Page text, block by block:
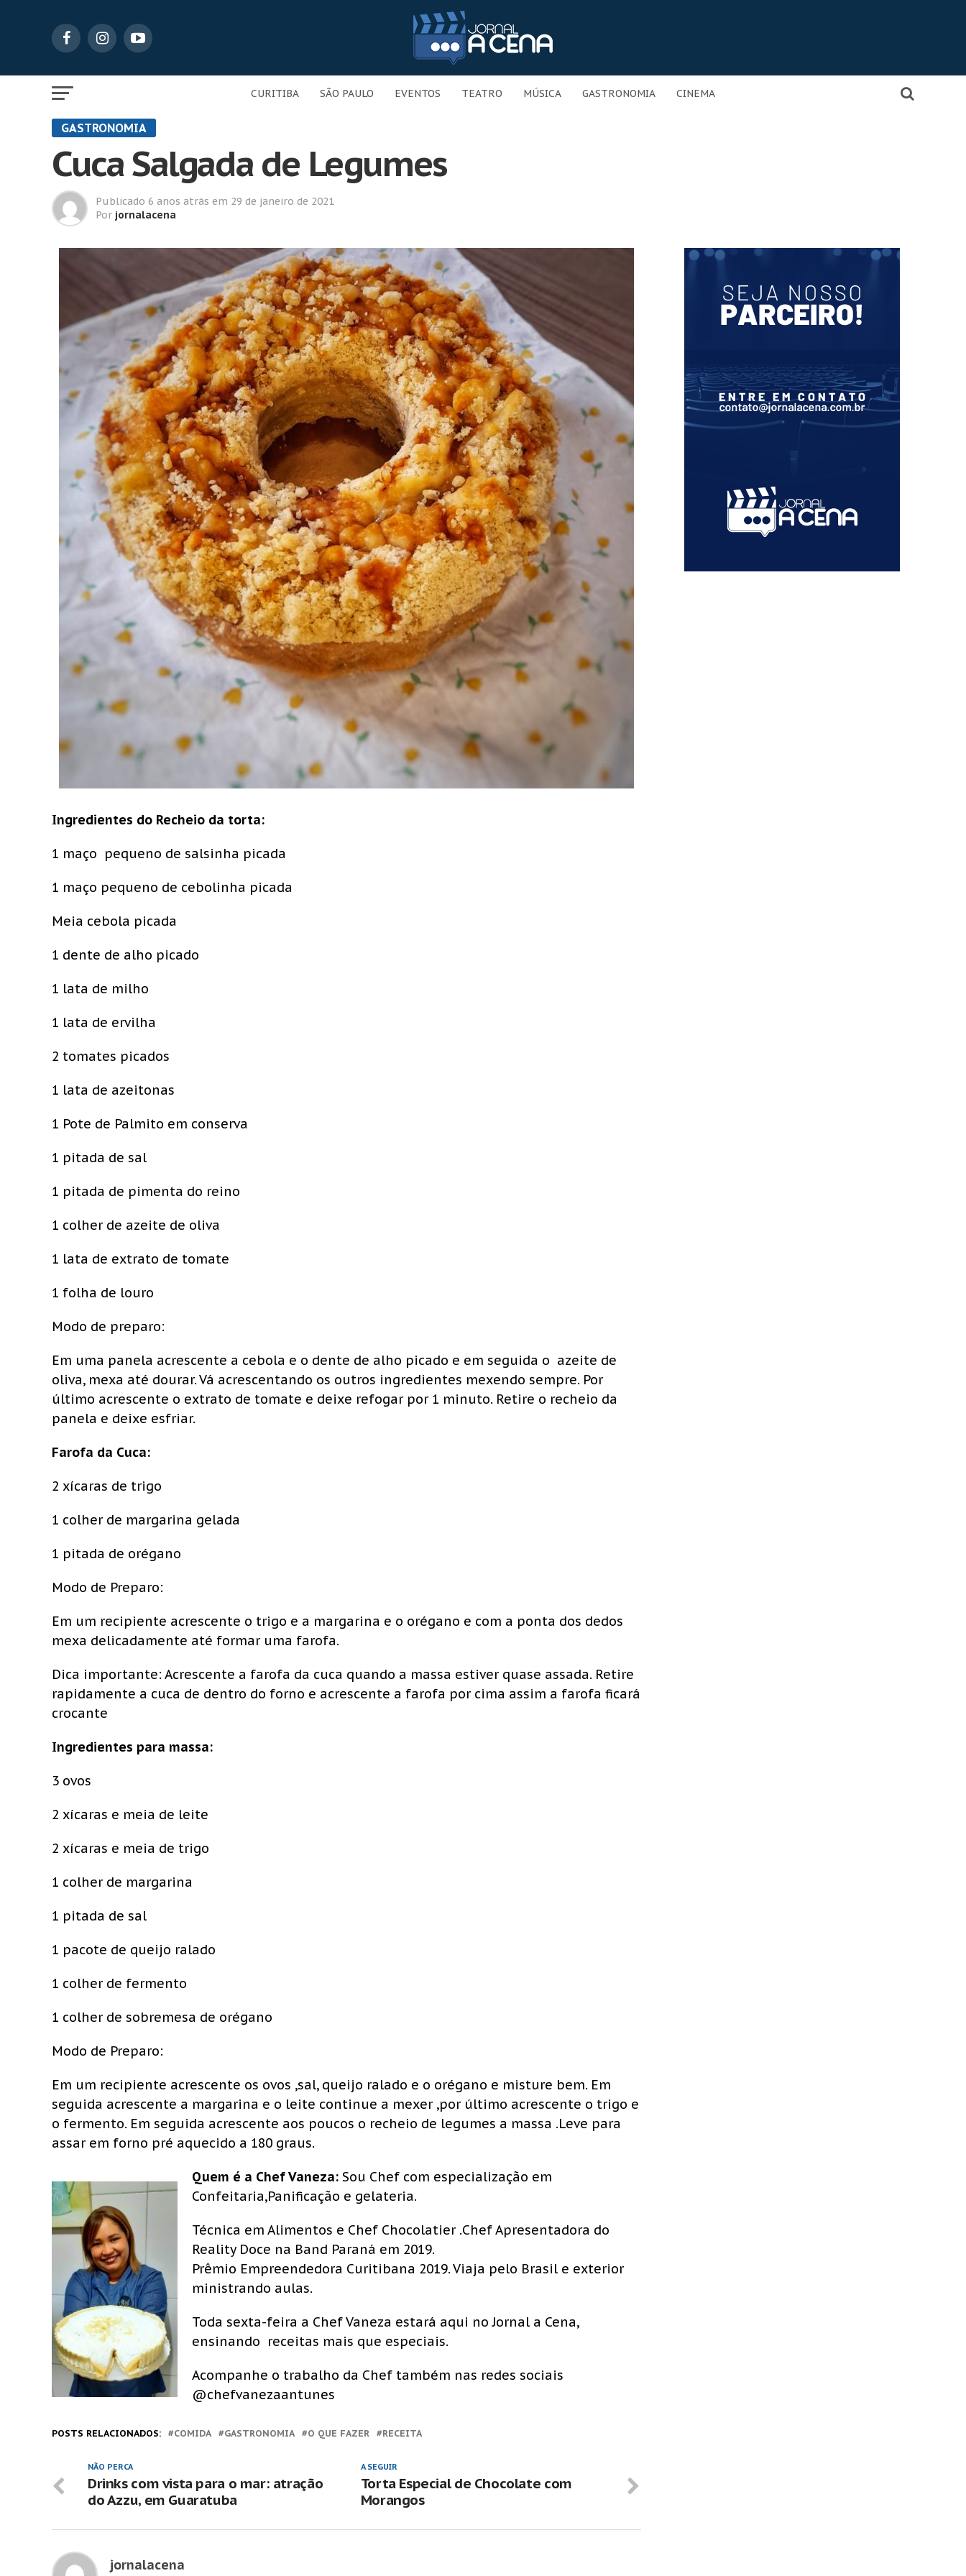
CURITIBA SÃO PAULO EVENTOS TEATRO MÚSICA GASTRONOMIA CINEMA
GASTRONOMIA
Cuca Salgada de Legumes
Publicado 6 anos atrás em 29 de janeiro de 2021
Por jornalacena
Ingredientes do Recheio da torta:
1 maço pequeno de salsinha picada
1 maço pequeno de cebolinha picada
Meia cebola picada
1 dente de alho picado
1 lata de milho
1 lata de ervilha
2 tomates picados
1 lata de azeitonas
1 Pote de Palmito em conserva
1 pitada de sal
1 pitada de pimenta do reino
1 colher de azeite de oliva
1 lata de extrato de tomate
1 folha de louro
Modo de preparo:
Em uma panela acrescente a cebola e o dente de alho picado e em seguida o azeite de
oliva, mexa até dourar. Vá acrescentando os outros ingredientes mexendo sempre. Por
último acrescente o extrato de tomate e deixe refogar por 1 minuto. Retire o recheio da
panela e deixe esfriar.
Farofa da Cuca:
2 xícaras de trigo
1 colher de margarina gelada
1 pitada de orégano
Modo de Preparo:
Em um recipiente acrescente o trigo e a margarina e o orégano e com a ponta dos dedos
mexa delicadamente até formar uma farofa.
Dica importante: Acrescente a farofa da cuca quando a massa estiver quase assada. Retire
rapidamente a cuca de dentro do forno e acrescente a farofa por cima assim a farofa ficará
crocante
Ingredientes para massa:
3 ovos
2 xícaras e meia de leite
2 xícaras e meia de trigo
1 colher de margarina
1 pitada de sal
1 pacote de queijo ralado
1 colher de fermento
1 colher de sobremesa de orégano
Modo de Preparo:
Em um recipiente acrescente os ovos ,sal, queijo ralado e o orégano e misture bem. Em
seguida acrescente a margarina e o leite continue a mexer ,por último acrescente o trigo e
o fermento. Em seguida acrescente aos poucos o recheio de legumes a massa .Leve para
assar em forno pré aquecido a 180 graus.
Quem é a Chef Vaneza: Sou Chef com especialização em
Confeitaria,Panificação e gelateria.
Técnica em Alimentos e Chef Chocolatier .Chef Apresentadora do
Reality Doce na Band Paraná em 2019.
Prêmio Empreendedora Curitibana 2019. Viaja pelo Brasil e exterior
ministrando aulas.
Toda sexta-feira a Chef Vaneza estará aqui no Jornal a Cena,
ensinando receitas mais que especiais.
Acompanhe o trabalho da Chef também nas redes sociais
@chefvanezaantunes
POSTS RELACIONADOS: COMIDA GASTRONOMIA O QUE FAZER RECEITA
A SEGUIR
Torta Especial de Chocolate com
Morangos
NÃO PERCA
Drinks com vista para o mar: atração
do Azzu, em Guaratuba
jornalacena